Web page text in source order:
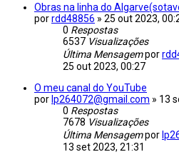
Obras na linha do
porrdd48856 » 25 out 2023,
0 Respostas
6537 Visualizações
Última Mensagempor
25 out 2023, 00:27
O meu canal do YouTube
por lp264072@gmail.com » 13
0 Respostas
7678 Visualizações
Última Mensagempor
13 set 2023, 21:31